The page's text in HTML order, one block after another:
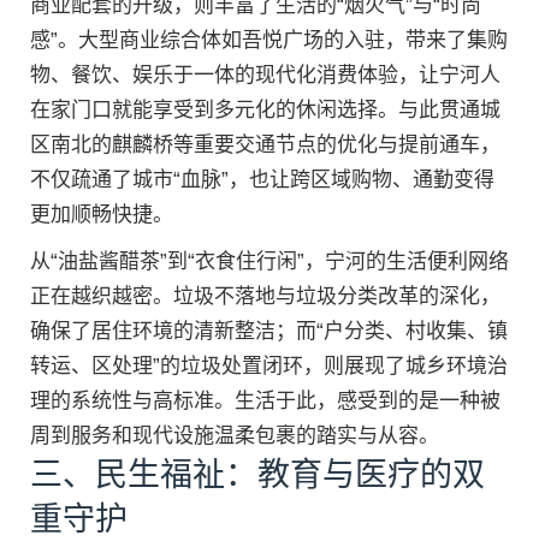
商业配套的升级，则丰富了生活的“烟火气”与“时尚
感”。大型商业综合体如吾悦广场的入驻，带来了集购
物、餐饮、娱乐于一体的现代化消费体验，让宁河人
在家门口就能享受到多元化的休闲选择。与此贯通城
区南北的麒麟桥等重要交通节点的优化与提前通车，
不仅疏通了城市“血脉”，也让跨区域购物、通勤变得
更加顺畅快捷。
从“油盐酱醋茶”到“衣食住行闲”，宁河的生活便利网络
正在越织越密。垃圾不落地与垃圾分类改革的深化，
确保了居住环境的清新整洁；而“户分类、村收集、镇
转运、区处理”的垃圾处置闭环，则展现了城乡环境治
理的系统性与高标准。生活于此，感受到的是一种被
周到服务和现代设施温柔包裹的踏实与从容。
三、民生福祉：教育与医疗的双
重守护